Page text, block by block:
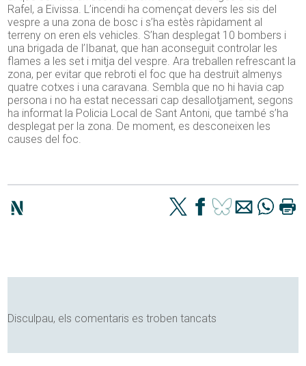
Rafel, a Eivissa. L’incendi ha començat devers les sis del
vespre a una zona de bosc i s’ha estès ràpidament al
terreny on eren els vehicles. S’han desplegat 10 bombers i
una brigada de l’Ibanat, que han aconseguit controlar les
flames a les set i mitja del vespre. Ara treballen refrescant la
zona, per evitar que rebroti el foc que ha destruït almenys
quatre cotxes i una caravana. Sembla que no hi havia cap
persona i no ha estat necessari cap desallotjament, segons
ha informat la Policia Local de Sant Antoni, que també s’ha
desplegat per la zona. De moment, es desconeixen les
causes del foc.
Disculpau, els comentaris es troben tancats